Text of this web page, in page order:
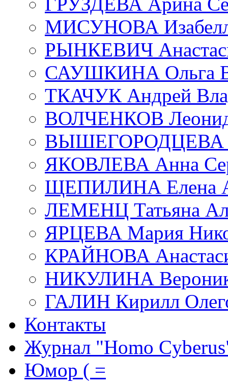
МИСУНОВА
РЫНКЕВИЧ
САУШКИНА Ольга
ТКАЧУК Андрей
ВОЛЧЕНКОВ Леонид
ВЫШЕГОРОДЦЕВА
ЯКОВЛЕВА Анна
ЩЕПИЛИНА Елена
ЛЕМЕНЦ Татьяна
ЯРЦЕВА Мария
КРАЙНОВА
НИКУЛИНА
ГАЛИН Кирилл
Контакты
Журнал "Homo
Юмор ( =